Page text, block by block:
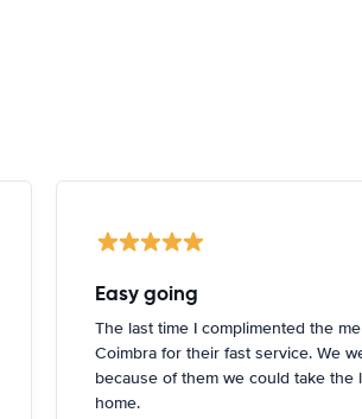
Easy going
The last time I complimented the
Coimbra for their fast service. We
because of them we could take the
home.